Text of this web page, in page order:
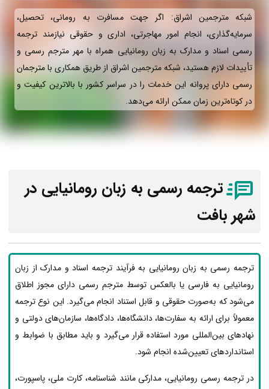
شبکه مترجمین اشراق: اگر جهت مسافرت به رومانی، تحصیل،
سرمایه‌گذاری، انجام امور مهاجرتی، اداری و حقوقی نیازمند ترجمه
رسمی اسناد و مدارک به زبان رومانیایی همراه با مهر مترجم رسمی و
تأییدات لازم هستید، شبکه مترجمین اشراق از طریق همکاری با مترجمان
رسمی دارای پروانه این خدمات را در سراسر کشور با بالاترین کیفیت و
در کوتاه‌ترین زمان ممکن ارائه می‌دهد.
ترجمه رسمی به زبان رومانیایی در
شهر بافت
ترجمه رسمی به زبان رومانیایی به فرآیند ترجمه اسناد و مدارک از زبان
رومانیایی به فارسی یا بالعکس توسط مترجم رسمی دارای مجوز اطلاق
می‌شود که به‌صورت حقوقی و قابل استناد انجام می‌گیرد. این نوع ترجمه
معمولاً برای ارائه به سفارت‌ها، دانشگاه‌ها، دادگاه‌ها، سازمان‌های دولتی و
نهادهای بین‌المللی مورد استفاده قرار می‌گیرد و باید مطابق با ضوابط و
استانداردهای تعیین‌شده انجام شود.
در ترجمه رسمی رومانیایی، مدارکی مانند شناسنامه، کارت ملی، پاسپورت،